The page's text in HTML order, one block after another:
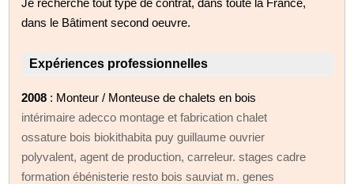
dans le Bâtiment second oeuvre.
Expériences professionnelles
2008 : Monteur / Monteuse de chalets en bois
intérimaire adecco montage et fabrication chalet
ossature bois biokithabita puy guillaume ouvrier
polyvalent, agent de production, carreleur. stages cadre
formation ébénisterie resto bois sauviat m. genes